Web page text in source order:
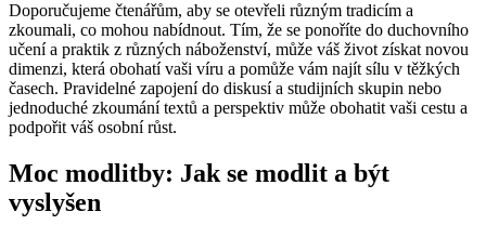
Doporučujeme čtenářům, aby se otevřeli různým tradicím a
zkoumali, co mohou nabídnout. Tím, že se ponoříte do duchovního
učení a praktik z různých náboženství, může váš život získat novou
dimenzi, která obohatí vaši víru a pomůže vám najít sílu v těžkých
časech. Pravidelné zapojení do diskusí a studijních skupin nebo
jednoduché zkoumání textů a perspektiv může obohatit vaši cestu a
podpořit váš osobní růst.
Moc modlitby: Jak se modlit a být
vyslyšen